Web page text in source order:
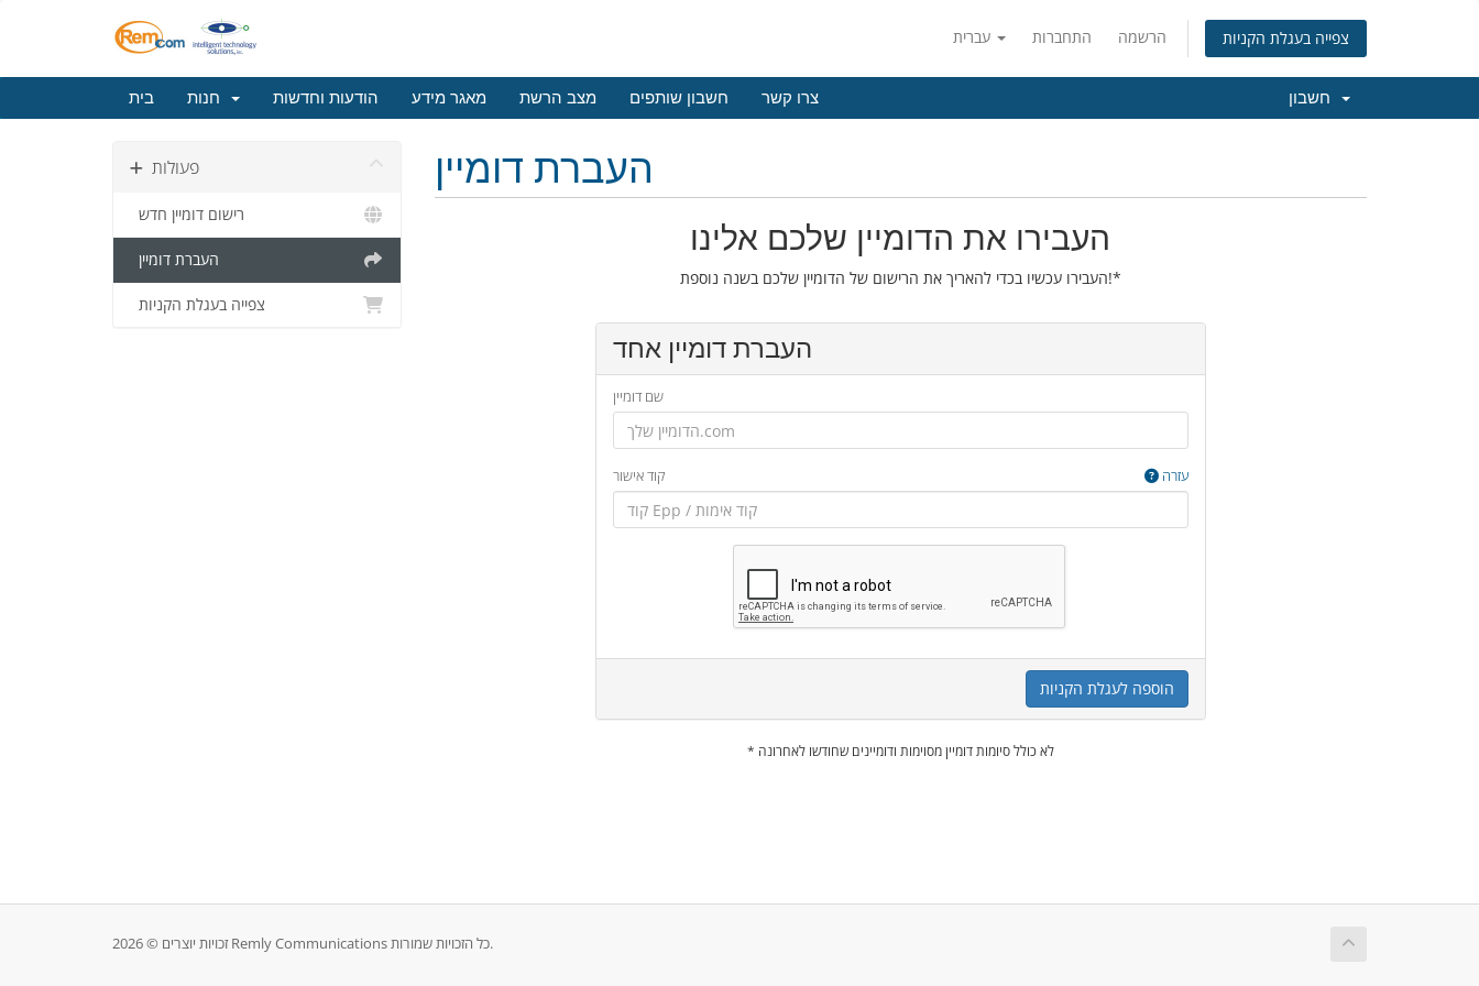
התחברות הרשמה צפייה בעגלת הקניות
בית הודעות וחדשות מאגר מידע מצב הרשת חשבון שותפים צרו קשר
פעולות
רישום דומיין חדש
העברת דומיין
צפייה בעגלת הקניות
העברת דומיין
העבירו את הדומיין שלכם אלינו
העבירו עכשיו בכדי להאריך את הרישום של הדומיין שלכם בשנה נוספת!*
העברת דומיין אחד
שם דומיין
קוד אישור עזרה
הוספה לעגלת הקניות
* לא כולל סיומות דומיין מסוימות ודומיינים שחודשו לאחרונה
זכויות יוצרים © 2026 Remly Communications כל הזכויות שמורות.